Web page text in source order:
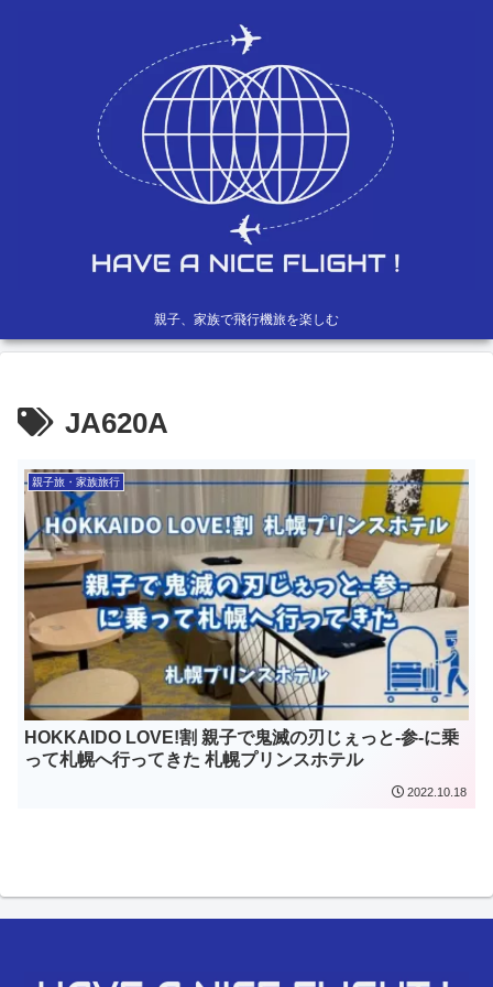
親子、家族で飛行機旅を楽しむ
JA620A
親子旅・家族旅行
HOKKAIDO LOVE!割 親子で鬼滅の刃じぇっと-参-に乗
って札幌へ行ってきた 札幌プリンスホテル
2022.10.18